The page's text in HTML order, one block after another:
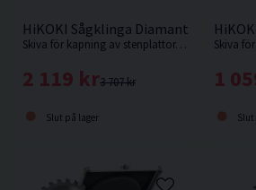
HiKOKI Sågklinga Diamant
Skiva för kapning av stenplattor, plast, glasfiber, polyesterbaserade produkter, glasfiberarmerad polyester, etc.
3 707 kr
2 119 kr
Slut på lager
1